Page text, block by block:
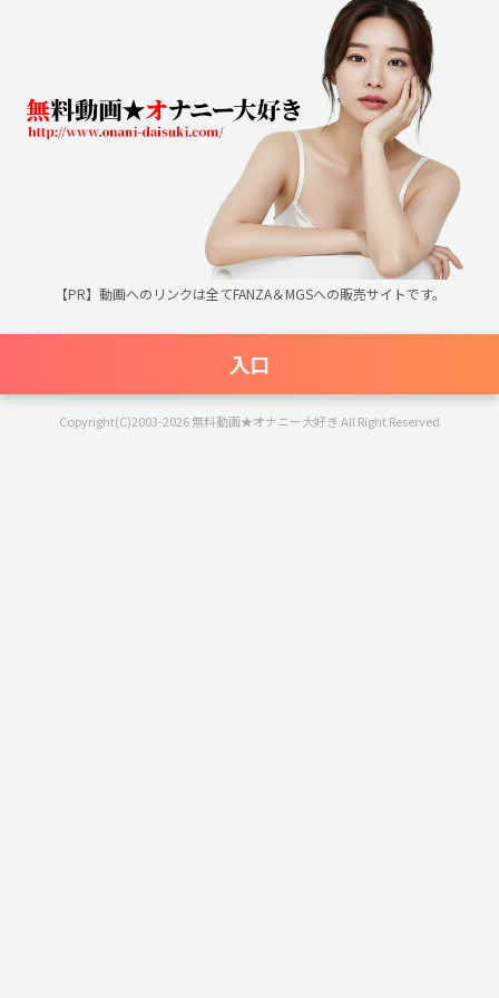
無料動画★オナニー大好き
【PR】動画へのリンクは全てFANZA＆MGSへの販売サイトです。
入口
Copyright(C)2003-2026 無料動画★オナニー大好き All Right Reserved